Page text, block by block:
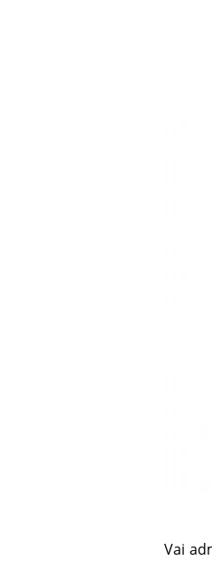
Vai